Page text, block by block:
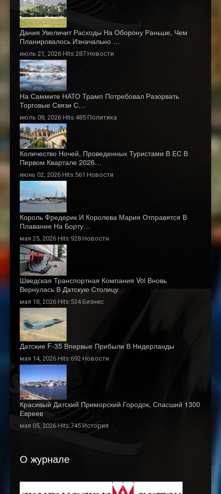
Дания Увеличит Расходы На Оборону Раньше, Чем
Планировалось Изначально …
июль 21, 2026 Hits:287 Новости
На Саммите НАТО Трамп Потребовал Разорвать
Торговые Связи С…
июль 08, 2026 Hits:485 Политика
Количество Ночей, Проведенных Туристами В ЕС В
Первом Квартале 2026…
июнь 02, 2026 Hits:561 Новости
Король Фредерик И Королева Мария Отправятся В
Плавание На Борту…
мая 25, 2026 Hits:928 Новости
Шведская Транспортная Компания Voi Вновь
Вернулась В Датскую Столицу
мая 18, 2026 Hits:534 Бизнес
Датские F-35 Впервые Прибыли В Нидерланды
мая 14, 2026 Hits:692 Новости
Красивый Датский Приморский Городок, Спасший 1300
Евреев
мая 05, 2026 Hits:745 История
О журнале